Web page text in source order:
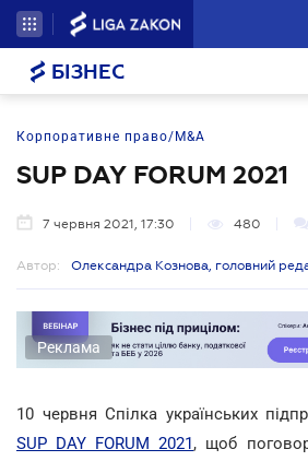
БІЗНЕС
Корпоративне право/M&A
SUP DAY FORUM 2021
7 червня 2021, 17:30 480
Автор: Олександра Кознова, головний
Реклама
10 червня Спілка українських
SUP DAY FORUM 2021, щоб